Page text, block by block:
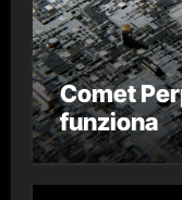
Comet
funziona